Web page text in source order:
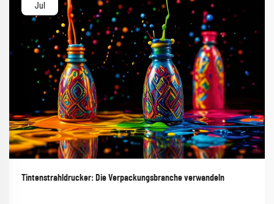
Jul
Tintenstrahldrucker: Die Verpackungsbranche verwandeln